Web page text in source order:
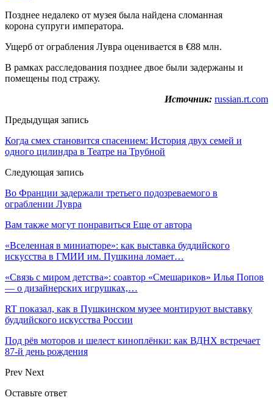
Позднее недалеко от музея была найдена сломанная
корона супруги императора.
Ущерб от ограбления Лувра оценивается в €88 млн.
В рамках расследования позднее двое были задержаны и
помещены под стражу.
Источник: russian.rt.com
Предыдущая запись
Когда смех становится спасением: История двух семей и
одного цилиндра в Театре на Трубной
Следующая запись
Во Франции задержали третьего подозреваемого в
ограблении Лувра
Вам также могут понравиться Еще от автора
«Вселенная в миниатюре»: как выставка буддийского
искусства в ГМИИ им. Пушкина ломает…
«Связь с миром детства»: соавтор «Смешариков» Илья Попов
— о дизайнерских игрушках,…
RT показал, как в Пушкинском музее монтируют выставку
буддийского искусства России
Под рёв моторов и шелест киноплёнки: как ВДНХ встречает
87-й день рождения
Prev Next
Оставьте ответ